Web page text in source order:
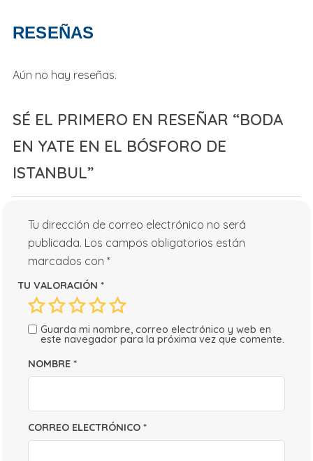
RESEÑAS
Aún no hay reseñas.
SÉ EL PRIMERO EN RESEÑAR “BODA
EN YATE EN EL BÓSFORO DE
ISTANBUL”
Tu dirección de correo electrónico no será
publicada. Los campos obligatorios están
marcados con *
TU VALORACIÓN *
NOMBRE *
CORREO ELECTRÓNICO *
Guarda mi nombre, correo electrónico y web en
este navegador para la próxima vez que comente.